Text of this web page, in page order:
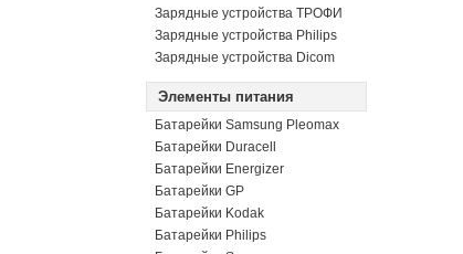
Зарядные устройства ТРОФИ
Зарядные устройства Philips
Зарядные устройства Dicom
Элементы питания
Батарейки Samsung Pleomax
Батарейки Duracell
Батарейки Energizer
Батарейки GP
Батарейки Kodak
Батарейки Philips